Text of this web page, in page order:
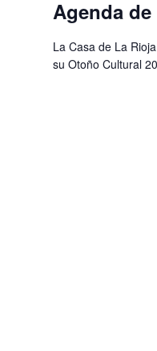
Agenda
La Casa de La
su Otoño Cultural